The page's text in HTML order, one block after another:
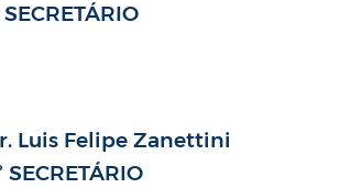
SECRETÁRIO
Luis Felipe Zanettini
SECRETÁRIO